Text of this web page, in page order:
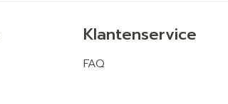
Klantenservice
FAQ